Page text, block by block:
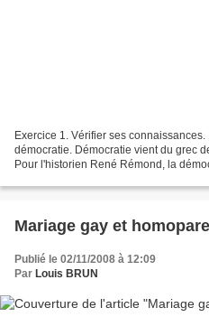
Exercice 1. Vérifier ses
démocratie. Démocratie vient du grec
Pour l'historien René Rémond, la
Mariage gay et
Publié le 02/11/2008 à 12:09
Par Louis BRUN